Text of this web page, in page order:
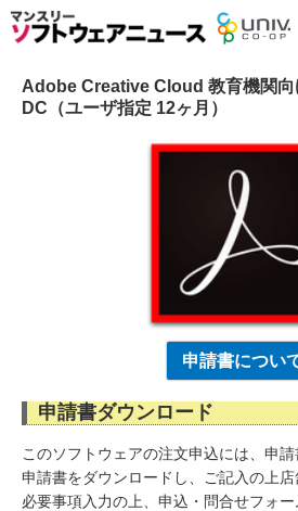
Adobe Creative Cloud 教育機関
DC（ユーザ指定 12ヶ月）
申請書につい
申請書ダウンロード
このソフトウェアの注文申込には、申請
申請書をダウンロードし、ご記入の上店
必要事項入力の上、申込・問合せフォ